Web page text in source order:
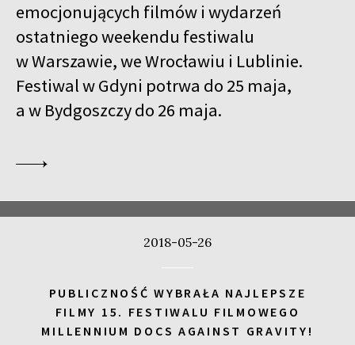
emocjonujących filmów i wydarzeń
ostatniego weekendu festiwalu
w Warszawie, we Wrocławiu i Lublinie.
Festiwal w Gdyni potrwa do 25 maja,
a w Bydgoszczy do 26 maja.
2018-05-26
PUBLICZNOŚĆ WYBRAŁA NAJLEPSZE
FILMY 15. FESTIWALU FILMOWEGO
MILLENNIUM DOCS AGAINST GRAVITY!